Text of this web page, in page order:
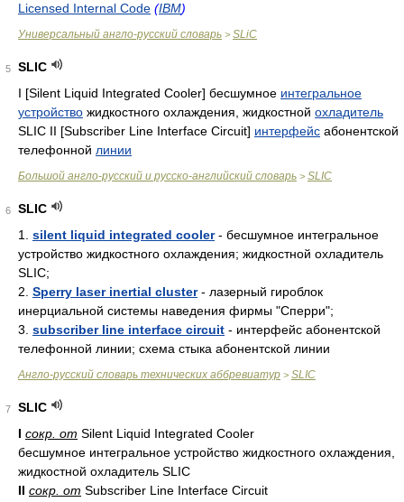
Licensed Internal Code (IBM)
Универсальный англо-русский словарь > SLiC
5
SLIC
I [Silent Liquid Integrated Cooler] бесшумное интегральное
устройство жидкостного охлаждения, жидкостной охладитель
SLIC II [Subscriber Line Interface Circuit] интерфейс абонентской
телефонной линии
Большой англо-русский и русско-английский словарь > SLIC
6
SLIC
1. silent liquid integrated cooler- бесшумное интегральное
устройство жидкостного охлаждения; жидкостной охладитель
SLIC;
2. Sperry laser inertial cluster- лазерный гироблок
инерциальной системы наведения фирмы "Сперри";
3. subscriber line interface circuit - интерфейс абонентской
телефонной линии; схема стыка абонентской линии
Англо-русский словарь технических аббревиатур > SLIC
7
SLIC
I сокр. от Silent Liquid Integrated Cooler
бесшумное интегральное устройство жидкостного охлаждения,
жидкостной охладитель SLIC
II сокр. от Subscriber Line Interface Circuit